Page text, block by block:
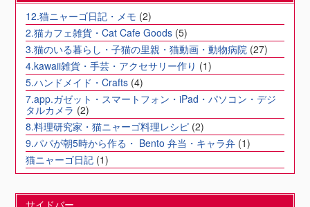
12.猫ニャーゴ日記・メモ (2)
2.猫カフェ雑貨・Cat Cafe Goods (5)
3.猫のいる暮らし・子猫の里親・猫動画・動物病院 (27)
4.kawaii雑貨・手芸・アクセサリー作り (1)
5.ハンドメイド・Crafts (4)
7.app.ガゼット・スマートフォン・iPad・パソコン・デジ
タルカメラ (2)
8.料理研究家・猫ニャーゴ料理レシピ (2)
9.パパが朝5時から作る・ Bento 弁当・キャラ弁 (1)
猫ニャーゴ日記 (1)
サイドバー